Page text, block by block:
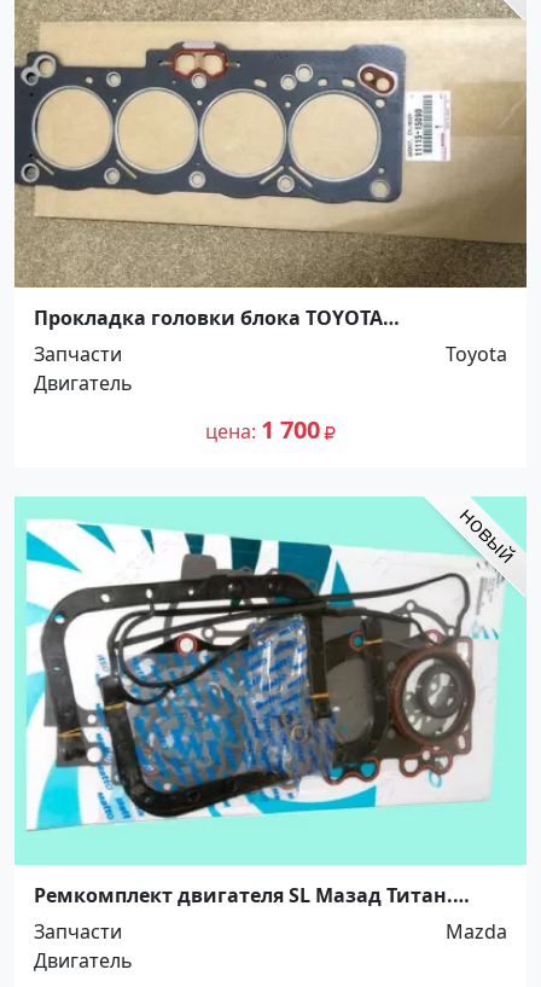
Прокладка головки блока TOYOTA
COROLLA,SPRINTER 5AFE 92-00 Краснодар
Запчасти
Toyota
Двигатель
цена 1 700
Ремкомплект двигателя SL Мазад Титан.
Распродажа! Краснодар
Запчасти
Mazda
Двигатель